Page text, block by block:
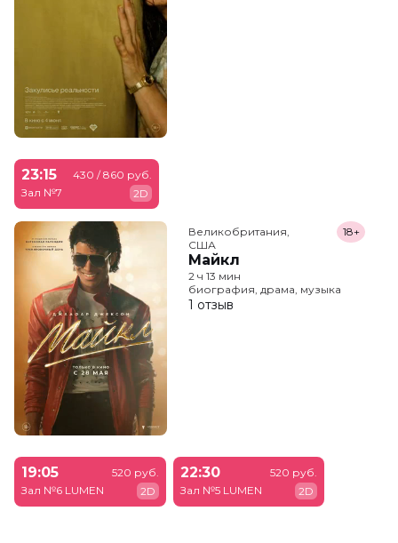
23:15
Зал №7
430 / 860 руб.
2D
Великобритания,
США
Майкл
18+
2 ч 13 мин
биография, драма, музыка
1 отзыв
19:05
Зал №6 LUMEN
520 руб.
2D
22:30
Зал №5 LUMEN
520 руб.
2D